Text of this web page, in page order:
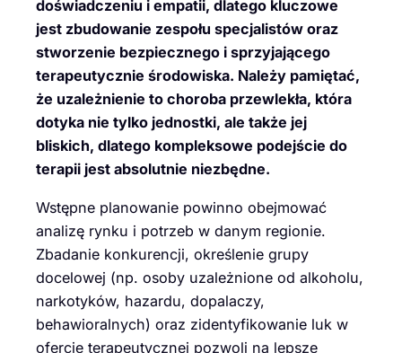
doświadczeniu i empatii, dlatego kluczowe
jest zbudowanie zespołu specjalistów oraz
stworzenie bezpiecznego i sprzyjającego
terapeutycznie środowiska. Należy pamiętać,
że uzależnienie to choroba przewlekła, która
dotyka nie tylko jednostki, ale także jej
bliskich, dlatego kompleksowe podejście do
terapii jest absolutnie niezbędne.
Wstępne planowanie powinno obejmować
analizę rynku i potrzeb w danym regionie.
Zbadanie konkurencji, określenie grupy
docelowej (np. osoby uzależnione od alkoholu,
narkotyków, hazardu, dopalaczy,
behawioralnych) oraz zidentyfikowanie luk w
ofercie terapeutycznej pozwoli na lepsze